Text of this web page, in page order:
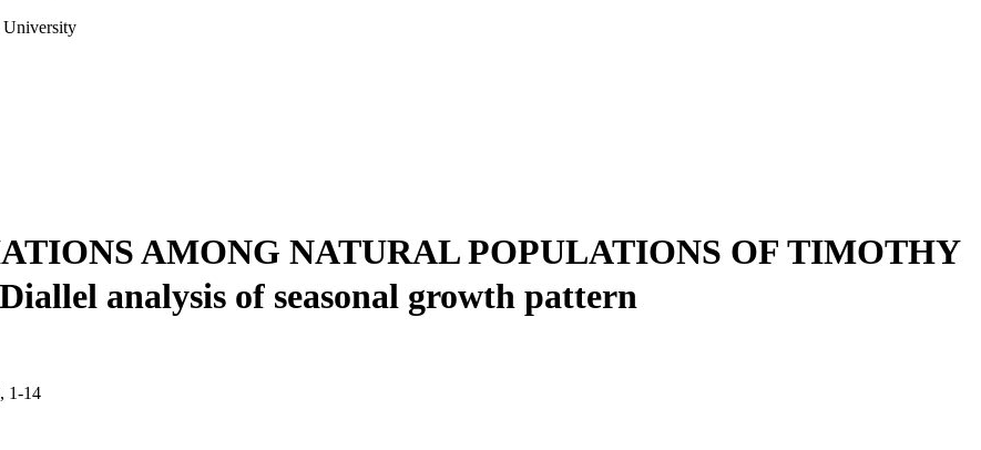
University
AMONG NATURAL POPULATIONS OF TIMOTHY
analysis of seasonal growth pattern
1-14